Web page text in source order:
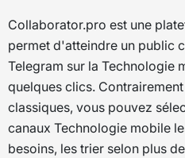
Collaborator.pro est une
permet d'atteindre un public
Telegram sur la Technologie
quelques clics.
classiques, vous pouvez
canaux Technologie mobile
besoins, les trier selon plus